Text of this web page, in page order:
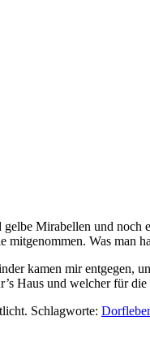
Mirabellen und
mitgenommen. Was man
kamen mir
Haus und welcher für
Schlagworte: